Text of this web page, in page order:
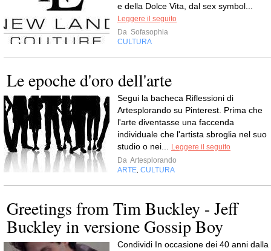
e della Dolce Vita, dal sex symbol...
Leggere il seguito
Da Sofasophia
CULTURA
Le epoche d'oro dell'arte
Segui la bacheca Riflessioni di
Artesplorando su Pinterest. Prima che
l'arte diventasse una faccenda
individuale che l'artista sbroglia nel suo
studio o nei... Leggere il seguito
Da Artesplorando
ARTE, CULTURA
Greetings from Tim Buckley - Jeff
Buckley in versione Gossip Boy
Condividi In occasione dei 40 anni dalla